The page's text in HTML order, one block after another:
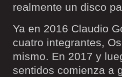
realmente un disco
Ya en 2016 Claudio
cuatro integrantes,
mismo. En 2017 y
sentidos comienza a